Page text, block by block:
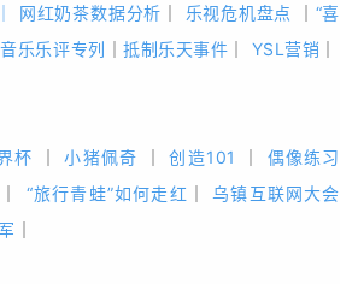
网红奶茶数据分析 乐视危机盘点
“喜
乐乐评专列 ｜抵制乐天事件 YSL营销
杯 小猪佩奇 ｜创造101
偶像练习
“旅行青蛙”如何走红
乌镇互联网大会